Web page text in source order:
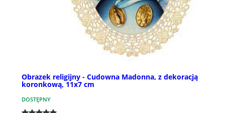
Obrazek religijny - Cudowna Madonna, z dekoracją
koronkową, 11x7 cm
DOSTĘPNY